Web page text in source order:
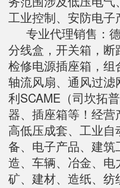
工业控制、安防电子
专业代理销售：德
分线盒，开关箱，断
检修电源插座箱，组
轴流风扇、通风过滤
利SCAME（司坎拓
器、插座箱等！经营
高低压成套、工业
备、电子产品、建
造、车辆、冶金、
矿、建材、造纸、纺